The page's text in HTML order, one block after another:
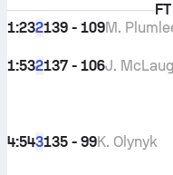
FT
1:232139 - 109M.
1:532137 - 106J.
4:543135 - 99K. Olynyk